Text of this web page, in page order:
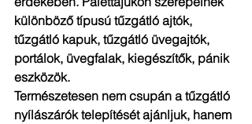
különböző típusú tűzgátló ajtók,
tűzgátló kapuk, tűzgátló üvegajtók,
portálok, üvegfalak, kiegészítők, pánik
eszközök.
Természetesen nem csupán a tűzgátló
nyílászárók telepítését ajánljuk, hanem